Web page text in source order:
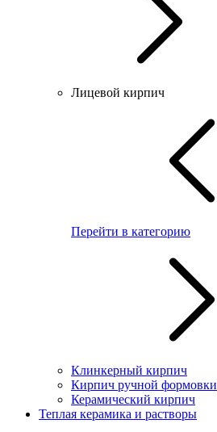
Лицевой кирпич
Перейти в категорию
Клинкерный кирпич
Кирпич ручной формовки
Керамический кирпич
Теплая керамика и растворы